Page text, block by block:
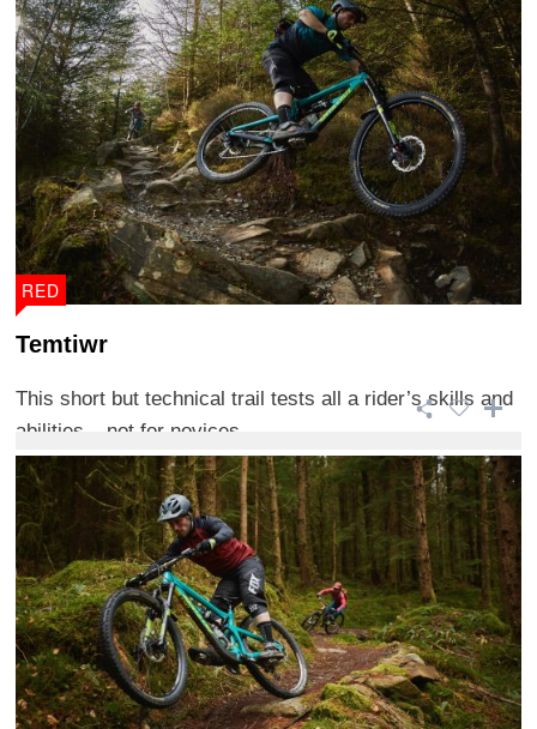
RED
Temtiwr
This short but technical trail tests all a rider’s skills and
abilities – not for novices. ...